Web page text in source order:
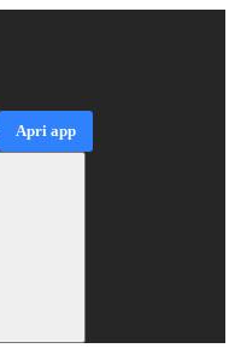
Apri app